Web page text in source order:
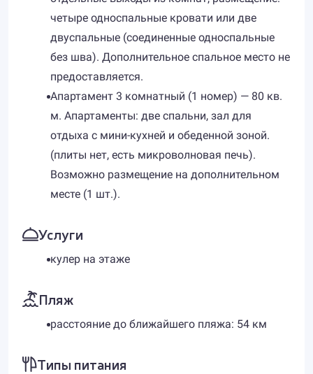
четыре односпальные кровати или две
двуспальные (соединенные односпальные
без шва). Дополнительное спальное место не
предоставляется.
Апартамент 3 комнатный (1 номер) — 80 кв.
м. Апартаменты: две спальни, зал для
отдыха с мини-кухней и обеденной зоной.
(плиты нет, есть микроволновая печь).
Возможно размещение на дополнительном
месте (1 шт.).
Услуги
кулер на этаже
Пляж
расстояние до ближайшего пляжа: 54 км
Типы питания